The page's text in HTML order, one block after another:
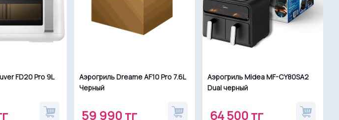
FD20 Pro 9L
Аэрогриль Dreame AF10 Pro 7.6L
Черный
59 990 тг
Аэрогриль Midea MF-CY80SA2
Dual черный
64 500 тг